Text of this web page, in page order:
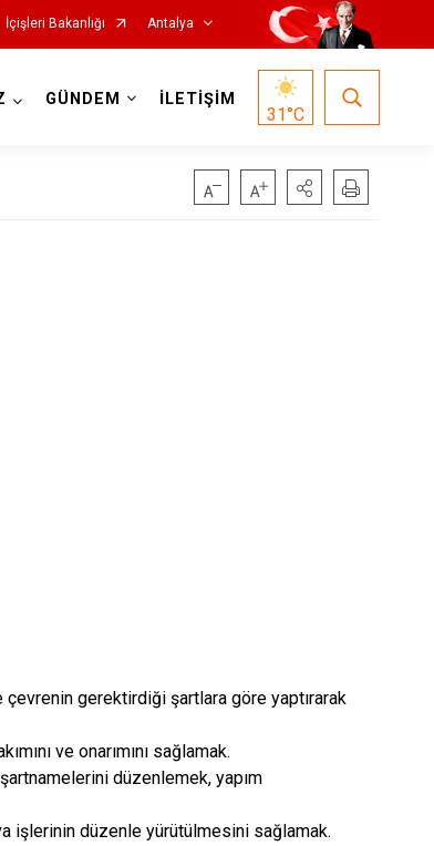
İçişleri Bakanlığı Antalya
GÜNDEM İLETİŞİM
31°C
gerektirdiği şartlara göre yaptırarak
ve onarımını sağlamak.
düzenlemek, yapım
işlerinin düzenle yürütülmesini sağlamak.